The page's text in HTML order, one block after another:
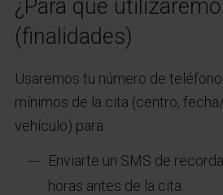
¿Para qué
(finalidades)
Usaremos tu número de
mínimos de la cita (centro,
vehículo) para:
Enviarte un SMS de
horas antes de la cita.